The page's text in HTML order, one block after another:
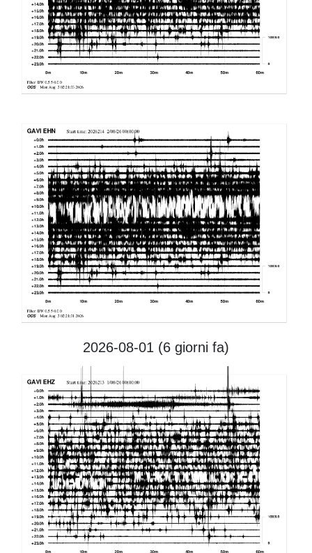
2026-08-01 (6 giorni fa)